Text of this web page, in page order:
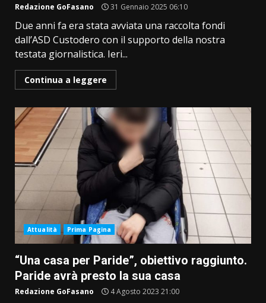
Redazione GoFasano 31 Gennaio 2025 06:10
Due anni fa era stata avviata una raccolta fondi
dall’ASD Custodero con il supporto della nostra
testata giornalistica. Ieri...
Continua a leggere
Attualità Prima Pagina
“Una casa per Paride”, obiettivo raggiunto.
Paride avrà presto la sua casa
Redazione GoFasano 4 Agosto 2023 21:00